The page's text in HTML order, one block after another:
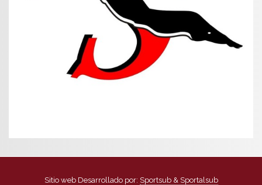
Sitio web Desarrollado por: Sportsub & Sportalsub